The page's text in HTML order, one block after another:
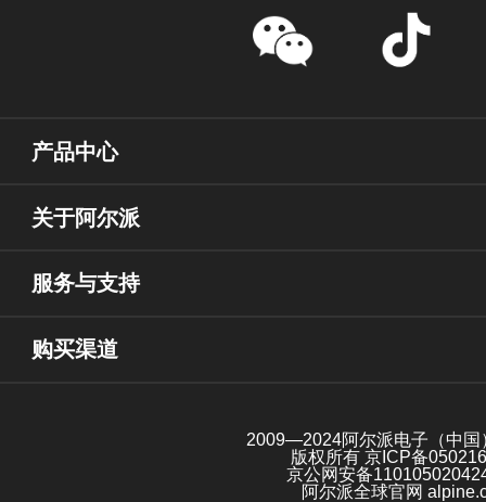
产品中心
关于阿尔派
服务与支持
购买渠道
2009—2024阿尔派电子（中国
版权所有 京ICP备
京公网安备
阿尔派全球官网